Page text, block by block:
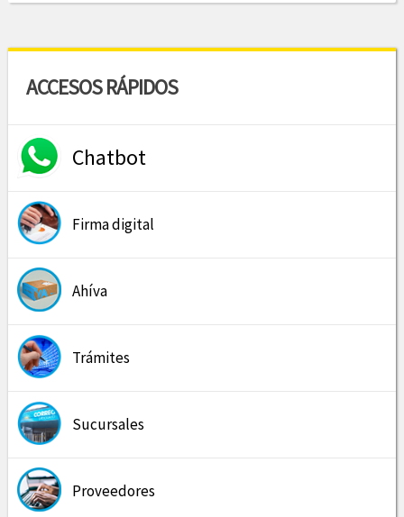
ACCESOS RÁPIDOS
Chatbot
Firma digital
Ahíva
Trámites
Sucursales
Proveedores